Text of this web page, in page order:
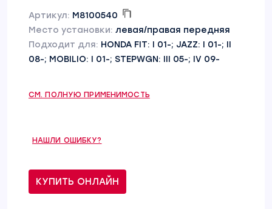
Артикул: M8100540
Место установки: левая/правая передняя
Подходит для: HONDA FIT: I 01-; JAZZ: I 01-; II
08-; MOBILIO: I 01-; STEPWGN: III 05-; IV 09-
СМ. ПОЛНУЮ ПРИМЕНИМОСТЬ
НАШЛИ ОШИБКУ?
КУПИТЬ ОНЛАЙН